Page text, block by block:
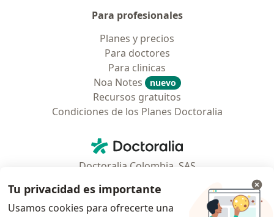
Para profesionales
Planes y precios
Para doctores
Para clinicas
Noa Notes
nuevo
Recursos gratuitos
Condiciones de los Planes Doctoralia
Doctoralia - Página de inicio
Doctoralia Colombia, SAS
Municipio: Bogotá D.C., Colombia
Tu privacidad es importante
Usamos cookies para ofrecerte una